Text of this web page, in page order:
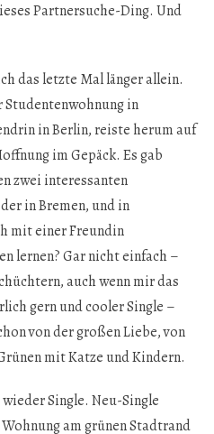
Partnersuche-Ding. Und
das letzte Mal länger allein.
in
in Berlin, reiste herum auf
im Gepäck. Es gab
zwei interessanten
in Bremen, und in
mit einer Freundin
lernen? Gar nicht einfach –
auch wenn mir das
gern und cooler Single –
von der großen Liebe, von
mit Katze und Kindern.
Single. Neu-Single
am grünen Stadtrand